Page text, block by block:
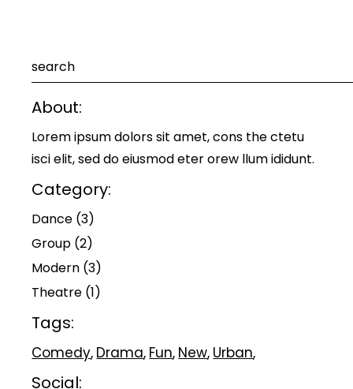
Pesquisar
About:
Lorem ipsum dolors sit amet, cons the ctetu
isci elit, sed do eiusmod eter orew llum ididunt.
Category:
Dance (3)
Group (2)
Modern (3)
Theatre (1)
Tags:
Comedy Drama Fun New Urban
Social: